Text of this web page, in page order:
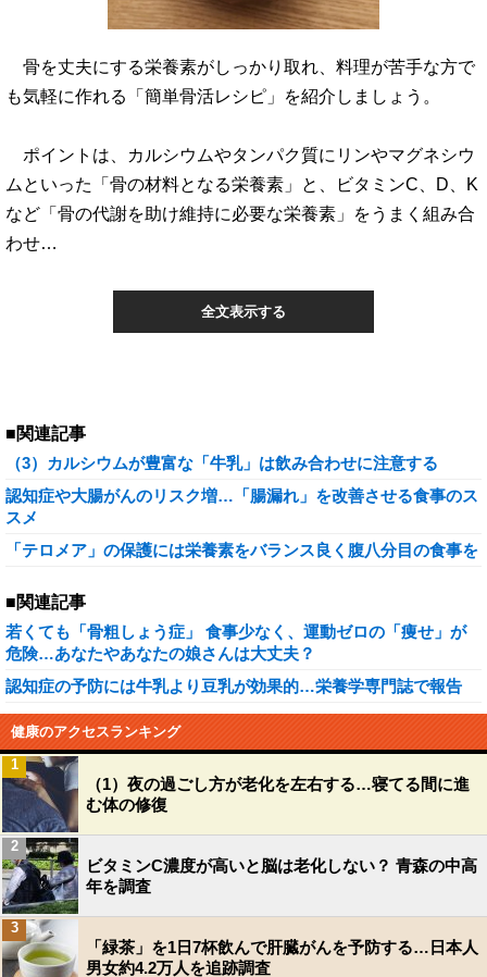
骨を丈夫にする栄養素がしっかり取れ、料理が苦手な方で
も気軽に作れる「簡単骨活レシピ」を紹介しましょう。
ポイントは、カルシウムやタンパク質にリンやマグネシウ
ムといった「骨の材料となる栄養素」と、ビタミンC、D、K
など「骨の代謝を助け維持に必要な栄養素」をうまく組み合
わせ…
全文表示する
■関連記事
（3）カルシウムが豊富な「牛乳」は飲み合わせに注意する
認知症や大腸がんのリスク増…「腸漏れ」を改善させる食事のス
スメ
「テロメア」の保護には栄養素をバランス良く腹八分目の食事を
■関連記事
若くても「骨粗しょう症」 食事少なく、運動ゼロの「痩せ」が
危険…あなたやあなたの娘さんは大丈夫？
認知症の予防には牛乳より豆乳が効果的…栄養学専門誌で報告
健康のアクセスランキング
（1）夜の過ごし方が老化を左右する…寝てる間に進
む体の修復
1
ビタミンC濃度が高いと脳は老化しない？ 青森の中高
年を調査
2
「緑茶」を1日7杯飲んで肝臓がんを予防する…日本人
男女約4.2万人を追跡調査
3